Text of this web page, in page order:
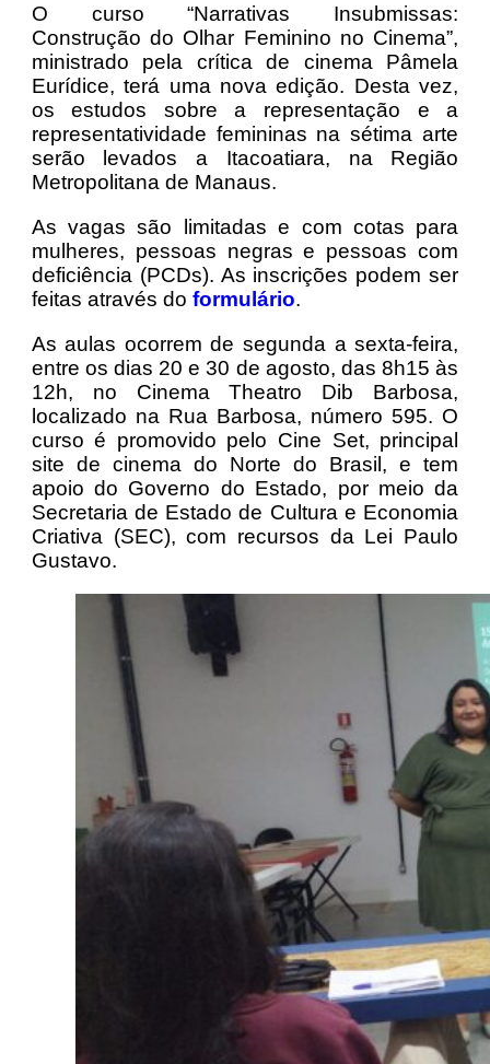
O curso “Narrativas Insubmissas:
Construção do Olhar Feminino no Cinema”,
ministrado pela crítica de cinema Pâmela
Eurídice, terá uma nova edição. Desta vez,
os estudos sobre a representação e a
representatividade femininas na sétima arte
serão levados a Itacoatiara, na Região
Metropolitana de Manaus.
As vagas são limitadas e com cotas para
mulheres, pessoas negras e pessoas com
deficiência (PCDs). As inscrições podem ser
feitas através do formulário.
As aulas ocorrem de segunda a sexta-feira,
entre os dias 20 e 30 de agosto, das 8h15 às
12h, no Cinema Theatro Dib Barbosa,
localizado na Rua Barbosa, número 595. O
curso é promovido pelo Cine Set, principal
site de cinema do Norte do Brasil, e tem
apoio do Governo do Estado, por meio da
Secretaria de Estado de Cultura e Economia
Criativa (SEC), com recursos da Lei Paulo
Gustavo.